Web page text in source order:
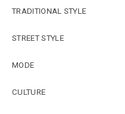
TRADITIONAL STYLE
STREET STYLE
MODE
CULTURE